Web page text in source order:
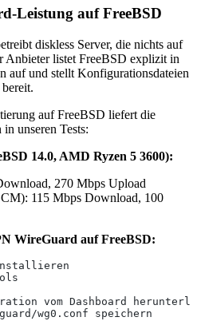
Leistung auf FreeBSD
diskless Server, die nichts auf
Anbieter listet FreeBSD explizit in
auf und stellt Konfigurationsdateien
auf FreeBSD liefert die
unseren Tests:
14.0, AMD Ryzen 5 3600):
270 Mbps Upload
115 Mbps Download, 100
WireGuard auf FreeBSD:
vom Dashboard
wg0.conf speichern